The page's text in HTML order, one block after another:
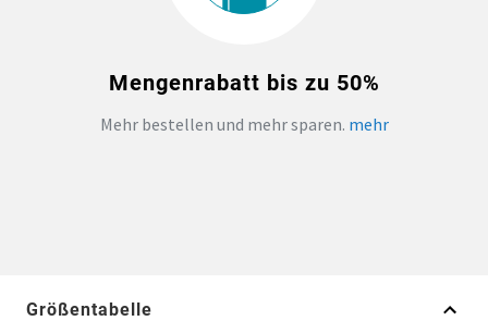
Mengenrabatt bis zu 50%
Mehr bestellen und mehr sparen. mehr
Größentabelle